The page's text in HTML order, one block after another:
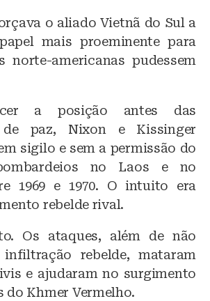
o aliado Vietnã do Sul a
mais proeminente para
norte-americanas pudessem
a posição antes das
de paz, Nixon e Kissinger
sigilo e sem a permissão do
no Laos e no
1969 e 1970. O intuito era
rebelde rival.
Os ataques, além de não
rebelde, mataram
e ajudaram no surgimento
do Khmer Vermelho.